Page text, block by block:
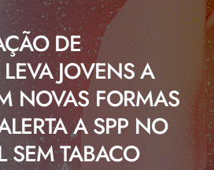
DE
JOVENS A
NOVAS FORMAS
A SPP NO
SEM TABACO